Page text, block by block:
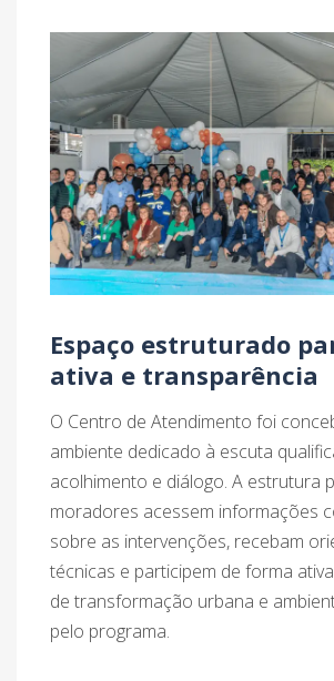
Espaço estruturado
ativa e transparência
O Centro de Atendimento foi
ambiente dedicado à escuta
acolhimento e diálogo. A estrutura
moradores acessem informações
sobre as intervenções, recebam
técnicas e participem de forma
de transformação urbana e
pelo programa.